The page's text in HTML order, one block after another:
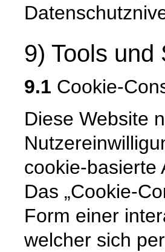
9) Tools und
9.1 Cookie-
Diese Website
cookie-basierte
Das „Cookie-
Form einer
welcher sich